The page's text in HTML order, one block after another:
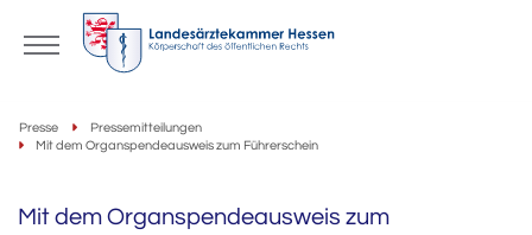
Presse
Pressemitteilungen
Mit dem Organspendeausweis zum Führerschein
Mit dem Organspendeausweis zum